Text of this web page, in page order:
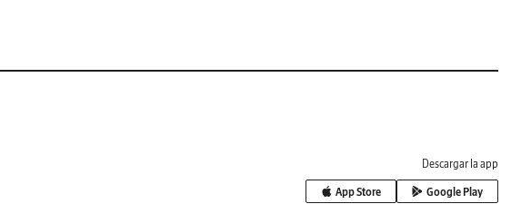
Descargar la app
App Store Google Play